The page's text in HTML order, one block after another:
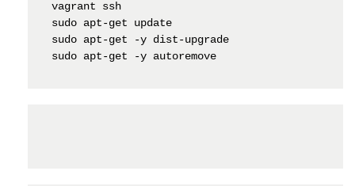
vagrant ssh
sudo apt-get update
sudo apt-get -y dist-upgrade
sudo apt-get -y autoremove